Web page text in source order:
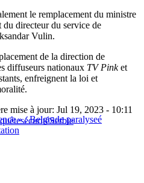
le remplacement du ministre
directeur du service de
Vulin.
de la direction de
diffuseurs nationaux TV Pinket
enfreignent la loi et
» : Belgrade paralyseé
mise à jour: Jul 19, 2023 - 10:11
sécuritéSerbie